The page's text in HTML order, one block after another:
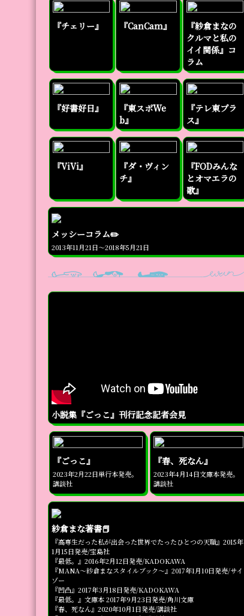
『チェリー』 『CanCam』
『紗倉まなの
クルマと私の
イイ関係』コ
ラム
『好書好日』
『東スポWe
b』
『テレ東プラ
ス』
『ViVi』
『ダ・ヴィン
チ』
『FODみんな
とオマエラの
歌』
メッシーコラム✏️
2013年11月21日～2018年5月21日
小説集『ごっこ』刊行記念記者会見
『ごっこ』
2023年2月22日単行本発売。
講談社
『春、死なん』
2023年4月14日文庫本発売。
講談社
紗倉まな著書📕
『高専生だった私が出会った世界でたったひとつの天職』2015年
1月15日発売/宝島社
『最低。』2016年2月12日発売/KADOKAWA
『MANA～紗倉まなスタイルブック～』2017年1月10日発売/サイ
ゾー
『凹凸』2017年3月18日発売/KADOKAWA
『最低。』文庫本 2017年9月23日発売/角川文庫
『春、死なん』2020年10月1日発売/講談社